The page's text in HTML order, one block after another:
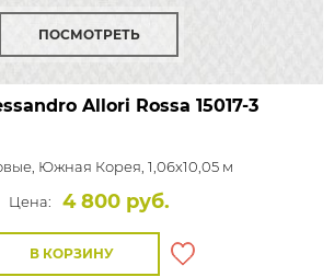
ПОСМОТРЕТЬ
Allori Rossa 15017-3
Южная Корея, 1,06x10,05 м
Цена:
4 800 руб.
В КОРЗИНУ